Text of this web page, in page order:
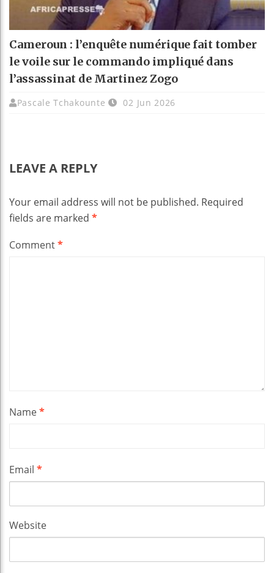
Cameroun : l’enquête numérique fait tomber
le voile sur le commando impliqué dans
l’assassinat de Martinez Zogo
Pascale Tchakounte 02 Jun 2026
LEAVE A REPLY
Your email address will not be published. Required
fields are marked *
Comment*
Name*
Email *
Website